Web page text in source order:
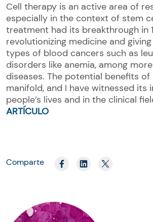
Cell therapy is an active area of
especially in the context of stem
treatment had its breakthrough in
revolutionizing medicine and
types of blood cancers such as
disorders like anemia, among
diseases. The potential benefits
manifold, and I have witnessed its
people’s lives and in the clinical
ARTÍCULO
Comparte